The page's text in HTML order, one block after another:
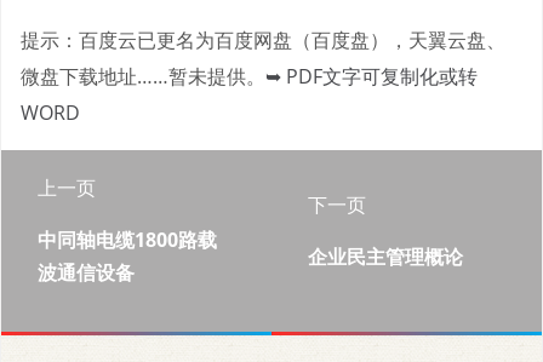
提示：百度云已更名为百度网盘（百度盘），天翼云盘、
微盘下载地址……暂未提供。 ➥ PDF文字可复制化或转
WORD
上一页
中同轴电缆1800路载
波通信设备
下一页
企业民主管理概论